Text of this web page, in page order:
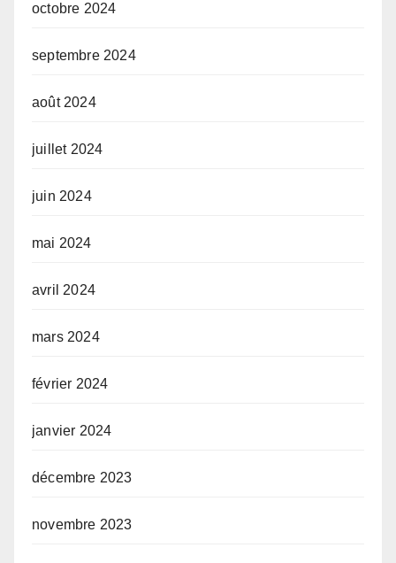
octobre 2024
septembre 2024
août 2024
juillet 2024
juin 2024
mai 2024
avril 2024
mars 2024
février 2024
janvier 2024
décembre 2023
novembre 2023